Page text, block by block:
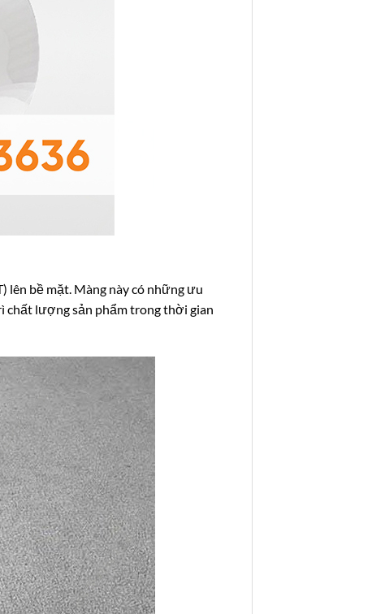
lên bề mặt. Màng này có những ưu
chất lượng sản phẩm trong thời gian